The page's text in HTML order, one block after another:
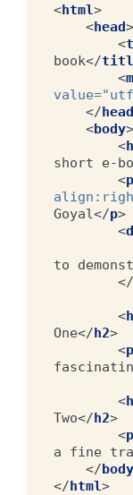
<html>
<head>
<
book</
<
value=
</head
<body>
<
short e-
<p
Goyal</p>
<
to
</
<
One</h2>
<p
<
Two</h2>
<p
a fine
</body
</html>